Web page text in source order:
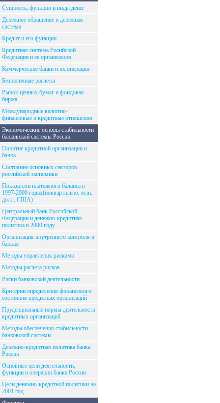
Сущность, функции и виды денег
Денежное обращение и денежная
система
Кредит и его функции
Кредитная система Росийской
Федерации и ее организация
Коммерческие банки и их операции
Безналичные расчеты
Рынок ценных бумаг и фондовая
биржа
Международные валютно-
финансовые и кредитные отношения
Экономические основы стабильности
банковской системы России
Понятие кридитной организации и
банка
Состояние основных секторов
российской экономики
Показатели платежного баланса в
1997-2000 годах(поквартально, млн.
долл. США)
Центральный банк Российской
Федерации и денежно-кредитная
политика в 2000 году
Организация внутреннего контроля в
банках
Методы управления рисками
Методы расчета рисков
Риски банковской деятельности
Критерии определения финансового
состояния кредитных организаций
Пруденциальные нормы деятельности
кредитных организаций
Методы обеспечения стабильности
банковской системы
Денежно-кридитная политика банка
России
Основные цели деятельности,
функции и операции банка России
Цели денежно-кредитной политики на
2001 год